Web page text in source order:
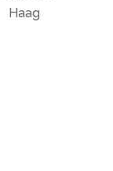
Haag